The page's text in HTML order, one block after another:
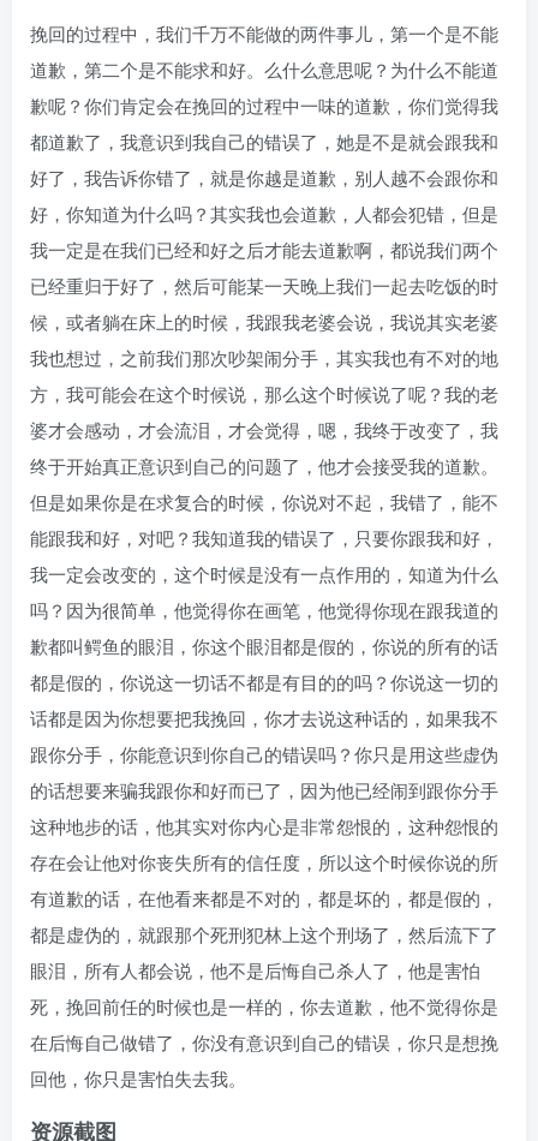
挽回的过程中，我们千万不能做的两件事儿，第一个是不能
道歉，第二个是不能求和好。么什么意思呢？为什么不能道
歉呢？你们肯定会在挽回的过程中一味的道歉，你们觉得我
都道歉了，我意识到我自己的错误了，她是不是就会跟我和
好了，我告诉你错了，就是你越是道歉，别人越不会跟你和
好，你知道为什么吗？其实我也会道歉，人都会犯错，但是
我一定是在我们已经和好之后才能去道歉啊，都说我们两个
已经重归于好了，然后可能某一天晚上我们一起去吃饭的时
候，或者躺在床上的时候，我跟我老婆会说，我说其实老婆
我也想过，之前我们那次吵架闹分手，其实我也有不对的地
方，我可能会在这个时候说，那么这个时候说了呢？我的老
婆才会感动，才会流泪，才会觉得，嗯，我终于改变了，我
终于开始真正意识到自己的问题了，他才会接受我的道歉。
但是如果你是在求复合的时候，你说对不起，我错了，能不
能跟我和好，对吧？我知道我的错误了，只要你跟我和好，
我一定会改变的，这个时候是没有一点作用的，知道为什么
吗？因为很简单，他觉得你在画笔，他觉得你现在跟我道的
歉都叫鳄鱼的眼泪，你这个眼泪都是假的，你说的所有的话
都是假的，你说这一切话不都是有目的的吗？你说这一切的
话都是因为你想要把我挽回，你才去说这种话的，如果我不
跟你分手，你能意识到你自己的错误吗？你只是用这些虚伪
的话想要来骗我跟你和好而已了，因为他已经闹到跟你分手
这种地步的话，他其实对你内心是非常怨恨的，这种怨恨的
存在会让他对你丧失所有的信任度，所以这个时候你说的所
有道歉的话，在他看来都是不对的，都是坏的，都是假的，
都是虚伪的，就跟那个死刑犯林上这个刑场了，然后流下了
眼泪，所有人都会说，他不是后悔自己杀人了，他是害怕
死，挽回前任的时候也是一样的，你去道歉，他不觉得你是
在后悔自己做错了，你没有意识到自己的错误，你只是想挽
回他，你只是害怕失去我。
资源截图